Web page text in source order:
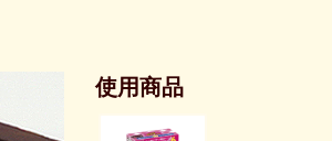
使用商品